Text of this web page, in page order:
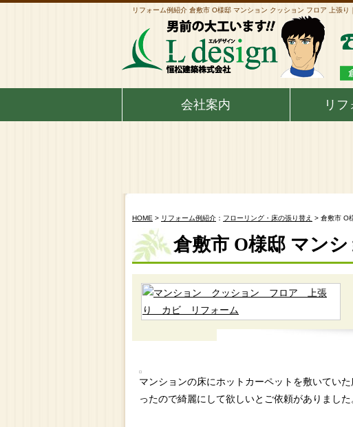
リフォーム例紹介 倉敷市 O様邸 マンション クッション フロア 上張
会社案内 リ
HOME > リフォーム例紹介 ： フローリング・床の張り替え > 倉敷市 O
倉敷市 O様邸 マン
マンションの床にホットカーペットを敷いてい
ったので綺麗にして欲しいとご依頼がありました